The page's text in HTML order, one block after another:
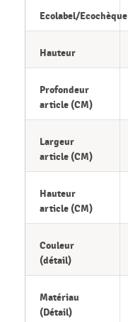
Ecolabel/Ecochèque
Hauteur
Profondeur
article (CM)
Largeur
article (CM)
Hauteur
article (CM)
Couleur
(détail)
Matériau
(Détail)